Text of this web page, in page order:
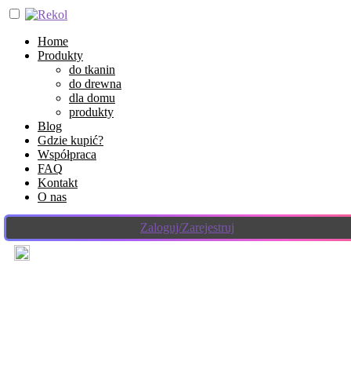
Home
Produkty
do tkanin
do drewna
dla domu
produkty
Blog
Gdzie kupić?
Współpraca
FAQ
Kontakt
O nas
Zaloguj/Zarejestruj